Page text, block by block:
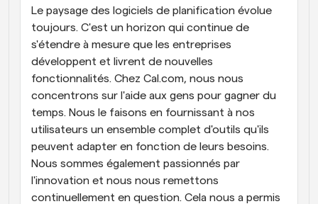
Liens de groupe dynamique
Réservez facilement des réunions avec plusieurs
personnes
Webhooks
Soyez informé lorsque quelque chose se passe
Le paysage des logiciels de planification évolue
toujours. C'est un horizon qui continue de
s'étendre à mesure que les entreprises
développent et livrent de nouvelles
fonctionnalités. Chez Cal.com, nous nous
concentrons sur l'aide aux gens pour gagner du
temps. Nous le faisons en fournissant à nos
utilisateurs un ensemble complet d'outils qu'ils
peuvent adapter en fonction de leurs besoins.
Nous sommes également passionnés par
l'innovation et nous nous remettons
continuellement en question. Cela nous a permis